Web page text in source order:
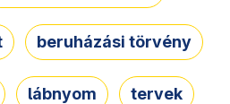
beruházási törvény
lábnyom tervek